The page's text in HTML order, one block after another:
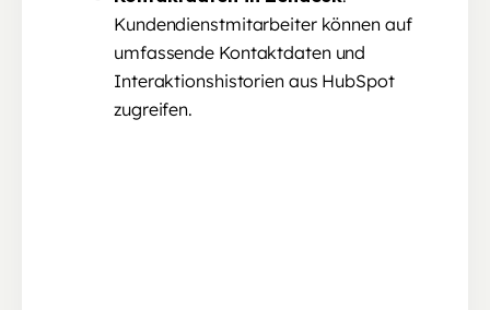
Kundendienstmitarbeiter können auf
umfassende Kontaktdaten und
Interaktionshistorien aus HubSpot
zugreifen.